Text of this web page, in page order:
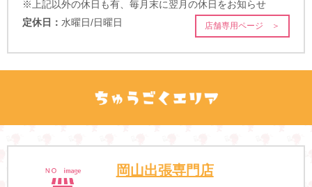
※上記以外の休日も有、毎月末に翌月の休日をお知らせ
定休日： 水曜日/日曜日 店舗専用ページ ＞
岡山出張専門店